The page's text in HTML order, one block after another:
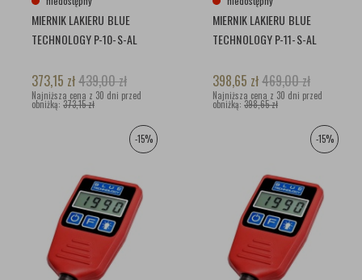
MIERNIK LAKIERU BLUE
TECHNOLOGY P-10-S-AL
373,15 zł439,00zł
Najniższa cena z 30 dni przed
obniżką: 373,15 zł
MIERNIK LAKIERU BLUE
TECHNOLOGY P-11-S-AL
398,65 zł469,00zł
Najniższa cena z 30 dni przed
obniżką: 398,65 zł
-15% -15%